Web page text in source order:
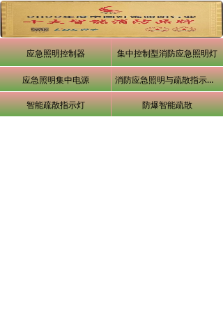
应急照明控制器 集中控制型消防应急照明灯
应急照明集中电源 消防应急照明与疏散指示系统
智能疏散指示灯 防爆智能疏散